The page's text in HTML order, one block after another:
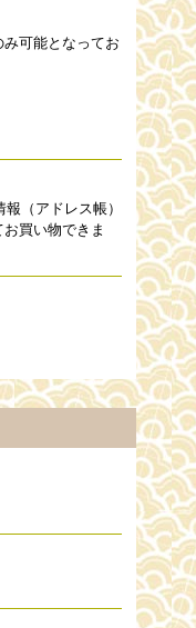
可能となってお
（アドレス帳）
買い物できま